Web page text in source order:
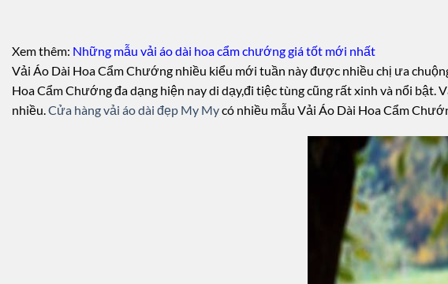
Xem thêm: Những mẫu vải áo dài hoa cẩm chướng giá tốt mới nhất
Vải Áo Dài Hoa Cẩm Chướng nhiều kiểu mới tuần này được nhiều chị ưa
Hoa Cẩm Chướng đa dạng hiện nay di dạy,đi tiệc tùng cũng rất xinh và nổi
nhiều. Cửa hàng vải áo dài đẹp My Mycó nhiều mẫu Vải Áo Dài Hoa Cẩm